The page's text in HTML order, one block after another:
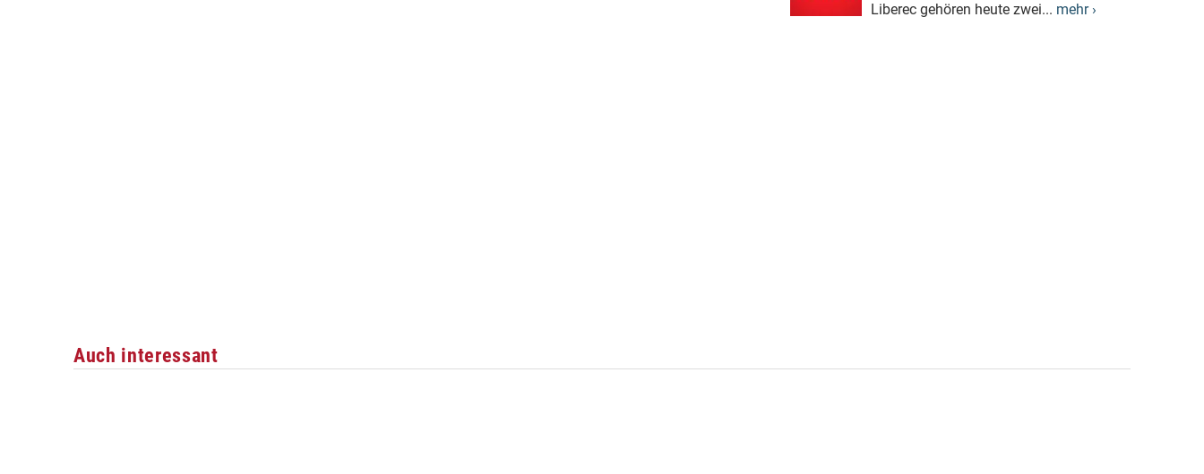
Liberec gehören heute zwei... mehr ›
Auch interessant